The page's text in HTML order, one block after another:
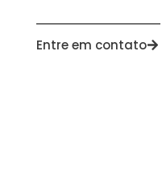
Entre em contato